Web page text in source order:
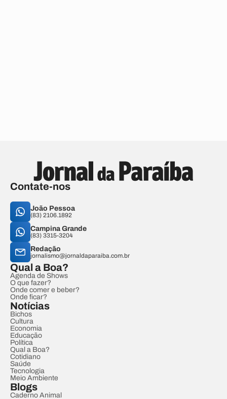
Contate-nos
João Pessoa
(83) 2106.1892
Campina Grande
(83) 3315-3204
Redação
jornalismo@jornaldaparaiba.com.br
Qual a Boa?
Agenda de Shows
O que fazer?
Onde comer e beber?
Onde ficar?
Notícias
Bichos
Cultura
Economia
Educação
Política
Qual a Boa?
Cotidiano
Saúde
Tecnologia
Meio Ambiente
Blogs
Caderno Animal